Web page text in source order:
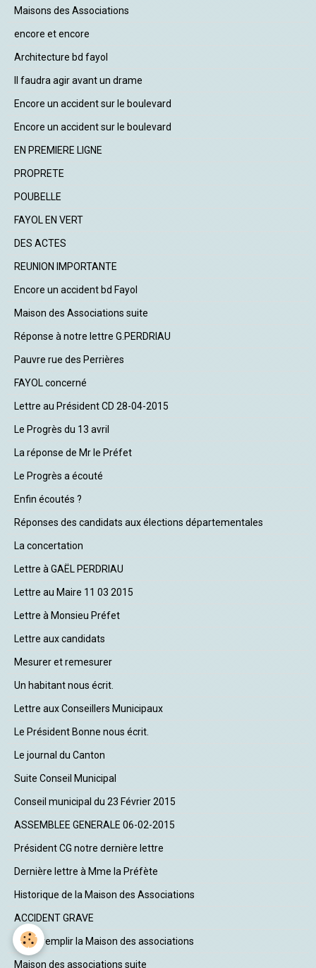
Maisons des Associations
encore et encore
Architecture bd fayol
Il faudra agir avant un drame
Encore un accident sur le boulevard
Encore un accident sur le boulevard
EN PREMIERE LIGNE
PROPRETE
POUBELLE
FAYOL EN VERT
DES ACTES
REUNION IMPORTANTE
Encore un accident bd Fayol
Maison des Associations suite
Réponse à notre lettre G.PERDRIAU
Pauvre rue des Perrières
FAYOL concerné
Lettre au Président CD 28-04-2015
Le Progrès du 13 avril
La réponse de Mr le Préfet
Le Progrès a écouté
Enfin écoutés ?
Réponses des candidats aux élections départementales
La concertation
Lettre à GAËL PERDRIAU
Lettre au Maire 11 03 2015
Lettre à Monsieu Préfet
Lettre aux candidats
Mesurer et remesurer
Un habitant nous écrit.
Lettre aux Conseillers Municipaux
Le Président Bonne nous écrit.
Le journal du Canton
Suite Conseil Municipal
Conseil municipal du 23 Février 2015
ASSEMBLEE GENERALE 06-02-2015
Président CG notre dernière lettre
Dernière lettre à Mme la Préfète
Historique de la Maison des Associations
ACCIDENT GRAVE
Il faut remplir la Maison des associations
Maison des associations suite